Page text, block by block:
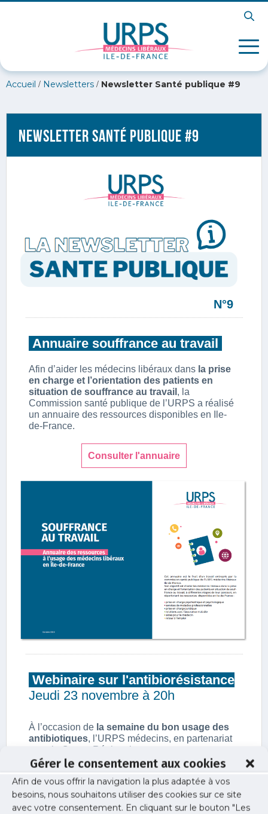
Gérer le consentement aux cookies
Afin de vous offrir la navigation la plus adaptée à vos
besoins, nous souhaitons utiliser des cookies sur ce site
avec votre consentement. En cliquant sur le bouton "Les
Accueil / Newsletters / Newsletter Santé publique #9
Newsletter Santé publique #9
Publications
Études / Enquêtes